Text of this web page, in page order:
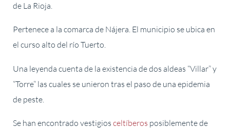
de La Rioja.
Pertenece a la comarca de Nájera. El municipio se ubica en
el curso alto del río Tuerto.
Una leyenda cuenta de la existencia de dos aldeas “Villar” y
“Torre” las cuales se unieron tras el paso de una epidemia
de peste.
Se han encontrado vestigios celtíberos posiblemente de